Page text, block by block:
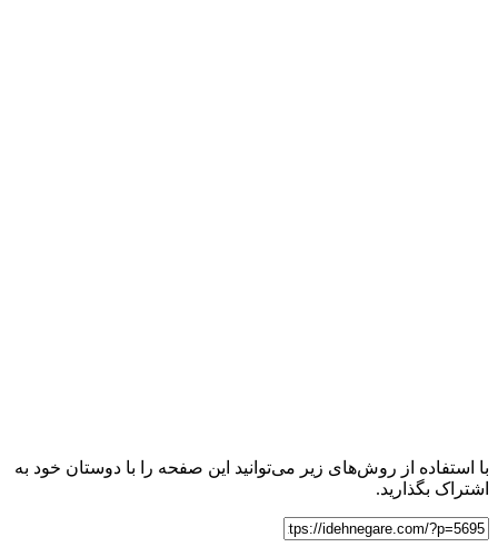
با استفاده از روش‌های زیر می‌توانید این صفحه را با دوستان خود به
اشتراک بگذارید.